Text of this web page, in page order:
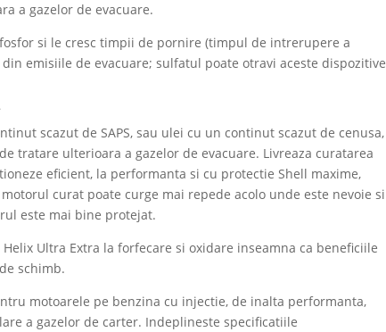
a gazelor de evacuare.
si le cresc timpii de pornire (timpul de intrerupere a
emisiile de evacuare; sulfatul poate otravi aceste dispozitive
scazut de SAPS, sau ulei cu un continut scazut de cenusa,
tratare ulterioara a gazelor de evacuare. Livreaza curatarea
eficient, la performanta si cu protectie Shell maxime,
curat poate curge mai repede acolo unde este nevoie si
este mai bine protejat.
Ultra Extra la forfecare si oxidare inseamna ca beneficiile
schimb.
motoarele pe benzina cu injectie, de inalta performanta,
a gazelor de carter. Indeplineste specificatiile